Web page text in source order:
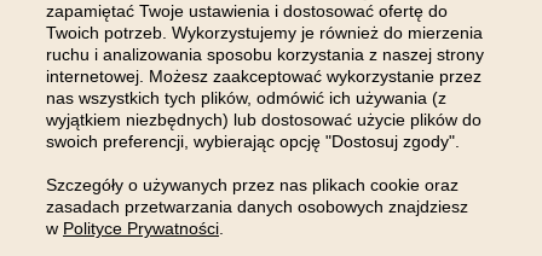
Pani Małgorzato, przepięknie dziękujemy za miłe
słowa 💗 Z uśmiechem czekamy na Pani kolejną wizytę!
Pokaż wszystkie od najnowszych
zapamiętać Twoje ustawienia i dostosować ofertę do
Twoich potrzeb. Wykorzystujemy je również do mierzenia
ruchu i analizowania sposobu korzystania z naszej strony
internetowej. Możesz zaakceptować wykorzystanie przez
nas wszystkich tych plików, odmówić ich używania (z
wyjątkiem niezbędnych) lub dostosować użycie plików do
swoich preferencji, wybierając opcję "Dostosuj zgody".
Szczegóły o używanych przez nas plikach cookie oraz
zasadach przetwarzania danych osobowych znajdziesz
w Polityce Prywatności